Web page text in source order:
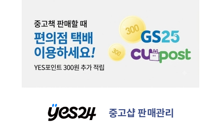
중고샵 판매관리